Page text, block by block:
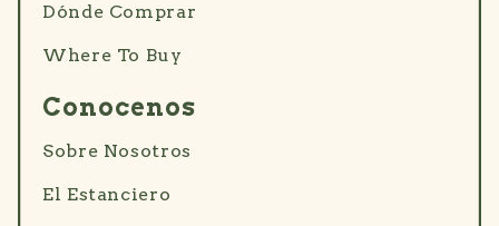
Dónde Comprar
Where To Buy
Conocenos
Sobre Nosotros
El Estanciero